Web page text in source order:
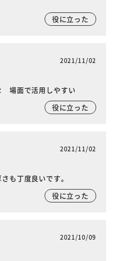
役に立った
2021/11/02
場面で活用しやすい
役に立った
2021/11/02
も丁度良いです。
役に立った
2021/10/09